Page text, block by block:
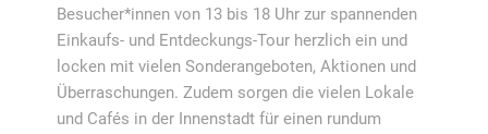
Besucher*innen von 13 bis 18 Uhr zur spannenden
Einkaufs- und Entdeckungs-Tour herzlich ein und
locken mit vielen Sonderangeboten, Aktionen und
Überraschungen. Zudem sorgen die vielen Lokale
und Cafés in der Innenstadt für einen rundum